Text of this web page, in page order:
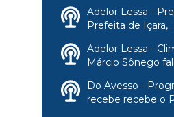
Adelor Lessa -
Prefeita de Içara,...
Adelor Lessa -
Márcio Sônego
Do Avesso -
recebe recebe o